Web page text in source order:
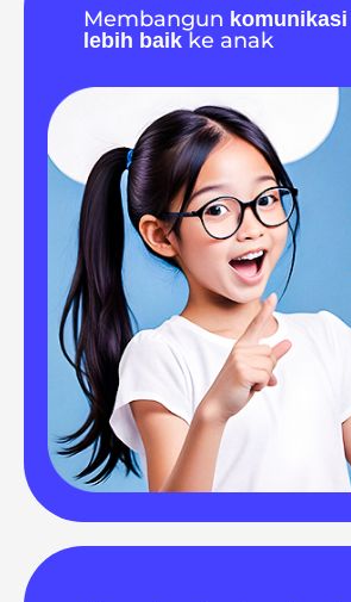
Membangun komunikasi
lebih baik ke anak